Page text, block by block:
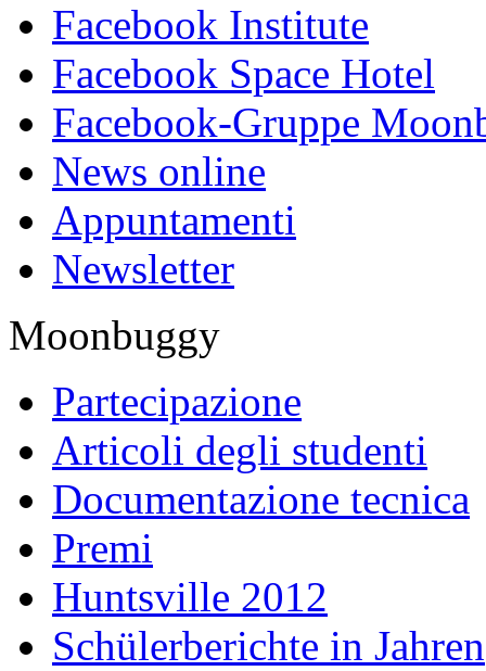
Facebook Institute
Facebook Space Hotel
Facebook-Gruppe
News online
Appuntamenti
Newsletter
Moonbuggy
Partecipazione
Articoli degli studenti
Documentazione tecnica
Premi
Huntsville 2012
Schülerberichte in Jahren